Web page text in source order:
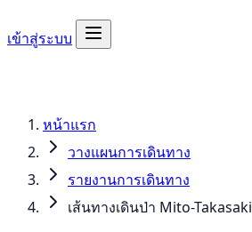
เข้าสู่ระบบ
หน้าแรก
วางแผนการเดินทาง
รายงานการเดินทาง
เส้นทางเดินป่า Mito-Takasaki